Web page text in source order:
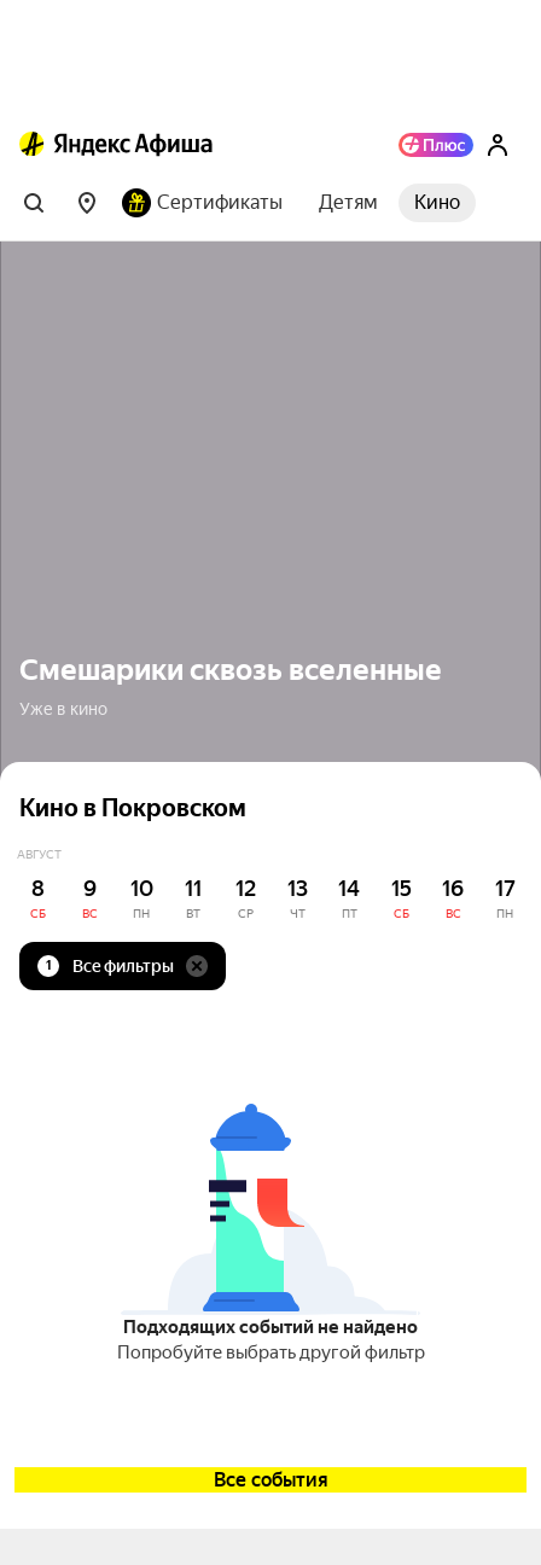
Сертификаты Детям Кино
Смешарики сквозь вселенные
Уже в кино
Кино в Покровском
АВГУСТ
8
СБ
9
ВС
10
ПН
11
ВТ
12
СР
13
ЧТ
14
ПТ
15
СБ
16
ВС
17
ПН
1 Все фильтры
Подходящих событий не найдено
Попробуйте выбрать другой фильтр
Все события